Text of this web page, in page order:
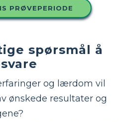
PRØVEPERIODE
spørsmål å
og lærdom vil
ønskede resultater og